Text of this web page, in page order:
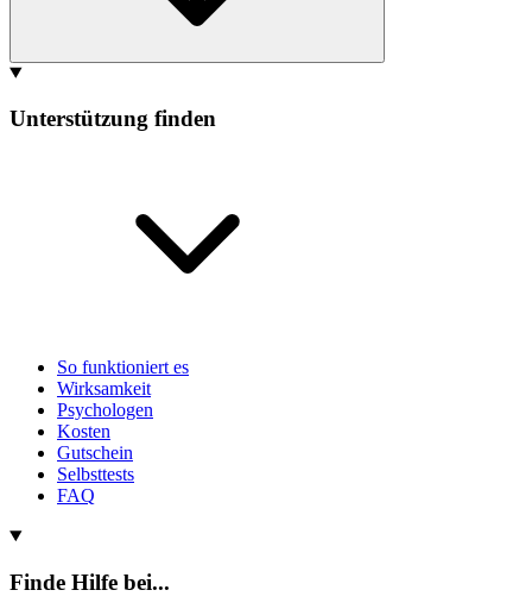
Unterstützung finden
So funktioniert es
Wirksamkeit
Psychologen
Kosten
Gutschein
Selbsttests
FAQ
Finde Hilfe bei...